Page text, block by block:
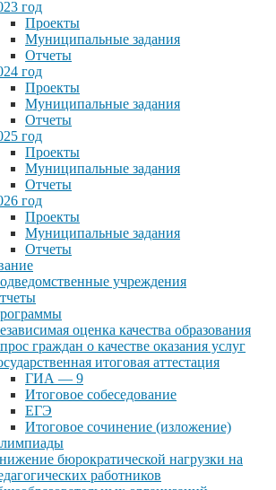
год
Проекты
Муниципальные задания
Отчеты
год
Проекты
Муниципальные задания
Отчеты
год
Проекты
Муниципальные задания
Отчеты
год
Проекты
Муниципальные задания
Отчеты
учреждения
оценка качества образования
граждан о качестве оказания услуг
итоговая аттестация
ГИА — 9
Итоговое собеседование
ЕГЭ
Итоговое сочинение (изложение)
бюрократической нагрузки на
работников